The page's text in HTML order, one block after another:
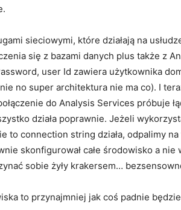
sieciowymi, które działają na
się z bazami danych plus także z
user Id zawiera użytkownika
no super architektura nie ma co). I
do Analysis Services próbuje
działa poprawnie. Jeżeli
connection string działa, odpalimy
skonfigurował całe środowisko a
sobie żyły krakersem…
to przynajmniej jak coś padnie